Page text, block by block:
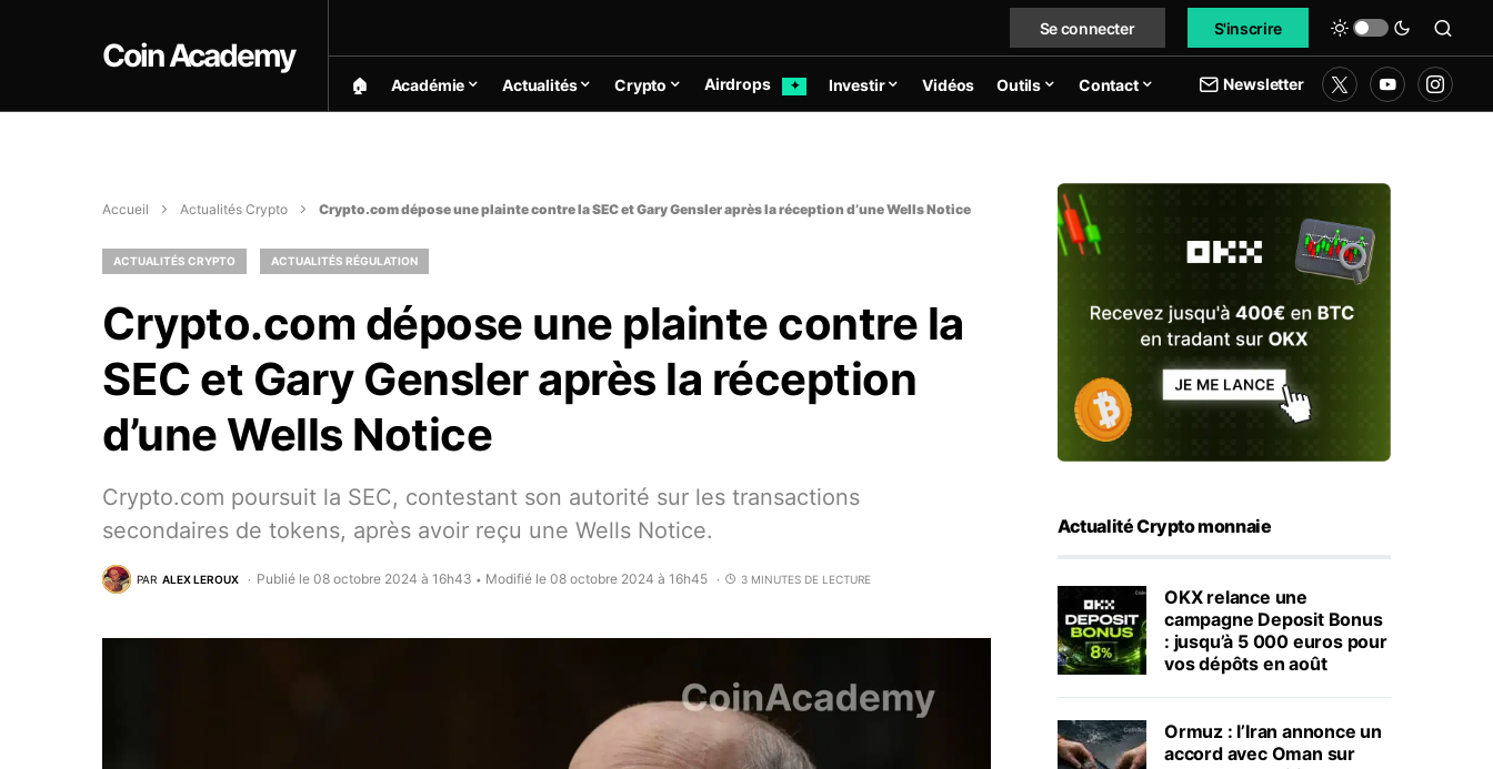
Coin Academy
Se connecter S'inscrire
🏠︎ Académie Actualités Crypto Airdrops ✦ Investir Vidéos Outils Contact Newsletter
Accueil Actualités Crypto Crypto.com dépose une plainte contre la SEC et Gary Gensler après la réception d’une Wells Notice
ACTUALITÉS CRYPTO ACTUALITÉS RÉGULATION
Crypto.com dépose une plainte contre la
SEC et Gary Gensler après la réception
d’une Wells Notice
Crypto.com poursuit la SEC, contestant son autorité sur les transactions
secondaires de tokens, après avoir reçu une Wells Notice.
PAR ALEX LEROUX Publié le 08 octobre 2024 à 16h43 • Modifié le 08 octobre 2024 à 16h45 3 MINUTES DE LECTURE
Actualité Crypto monnaie
OKX relance une
campagne Deposit Bonus
: jusqu’à 5 000 euros pour
vos dépôts en août
Ormuz : l’Iran annonce un
accord avec Oman sur